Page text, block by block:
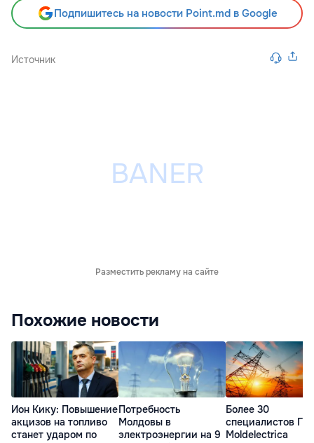
Подпишитесь на новости Point.md в Google
Источник
Разместить рекламу на сайте
Похожие новости
Ион Кику: Повышение
акцизов на топливо
станет ударом по
Потребность
Молдовы в
электроэнергии на 9
Более 30
специалистов ГП
Moldelectrica